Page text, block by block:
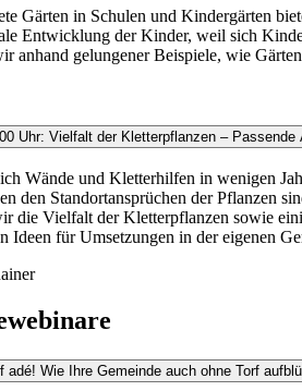
Gärten in Schulen und Kindergärten
Entwicklung der Kinder, weil sich
anhand gelungener Beispiele, wie
Uhr: Vielfalt der Kletterpflanzen –
Wände und Kletterhilfen in wenigen
den Standortansprüchen der Pflanzen
die Vielfalt der Kletterpflanzen sowie
Ideen für Umsetzungen in der eigenen
adé! Wie Ihre Gemeinde auch ohne Torf